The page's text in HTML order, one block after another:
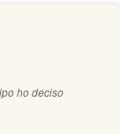
ho deciso